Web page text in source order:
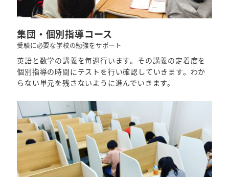
集団・個別指導コース
受験に必要な学校の勉強をサポート
英語と数学の講義を毎週行います。その講義の定着度を
個別指導の時間にテストを行い確認していきます。わか
らない単元を残さないように進んでいきます。